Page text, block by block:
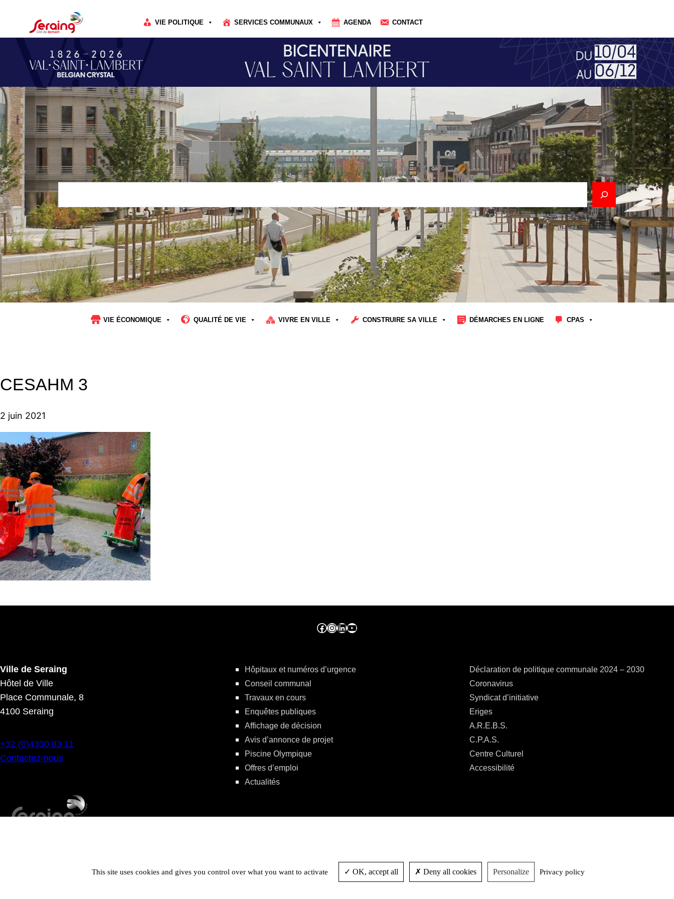
VIE POLITIQUE SERVICES COMMUNAUX AGENDA CONTACT
Rechercher
VIE ÉCONOMIQUE QUALITÉ DE VIE VIVRE EN VILLE CONSTRUIRE SA VILLE DÉMARCHES EN LIGNE CPAS
CESAHM 3
2 juin 2021
Facebook ville de seraing Instragram ville de seraing linkedin – ville de seraing YouTube
Ville de Seraing
Hôtel de Ville
Place Communale, 8
4100 Seraing
+32 (0)4330 83 11
Contactez-nous
Hôpitaux et numéros d’urgence
Conseil communal
Travaux en cours
Enquêtes publiques
Affichage de décision
Avis d’annonce de projet
Piscine Olympique
Offres d’emploi
Actualités
Déclaration de politique communale 2024 – 2030
Coronavirus
Syndicat d’initiative
Eriges
A.R.E.B.S.
C.P.A.S.
Centre Culturel
Accessibilité
This site uses cookies and gives you control over what you want to activate OK, accept all Deny all cookies Personalize Privacy policy